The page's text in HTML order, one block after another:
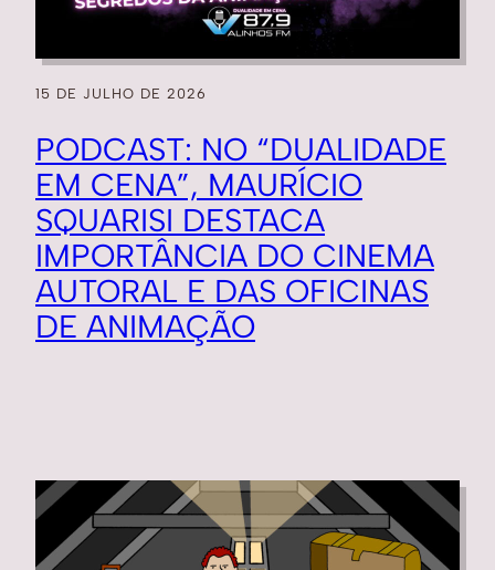
15 DE JULHO DE 2026
PODCAST: NO “DUALIDADE
EM CENA”, MAURÍCIO
SQUARISI DESTACA
IMPORTÂNCIA DO CINEMA
AUTORAL E DAS OFICINAS
DE ANIMAÇÃO